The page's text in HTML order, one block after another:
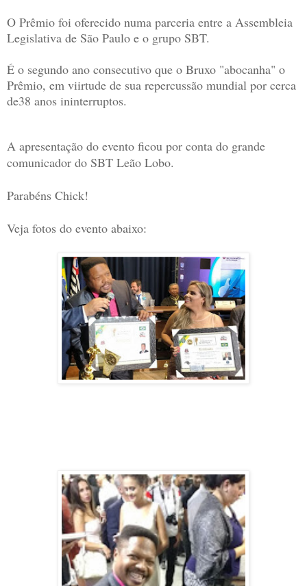
O Prêmio foi oferecido numa parceria entre a Assembleia
Legislativa de São Paulo e o grupo SBT.
É o segundo ano consecutivo que o Bruxo "abocanha" o
Prêmio, em viirtude de sua repercussão mundial por cerca
de38 anos ininterruptos.
A apresentação do evento ficou por conta do grande
comunicador do SBT Leão Lobo.
Parabéns Chick!
Veja fotos do evento abaixo: